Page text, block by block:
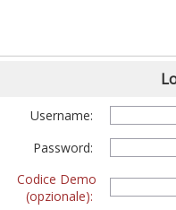
Username:
Password:
Codice Demo
(opzionale):